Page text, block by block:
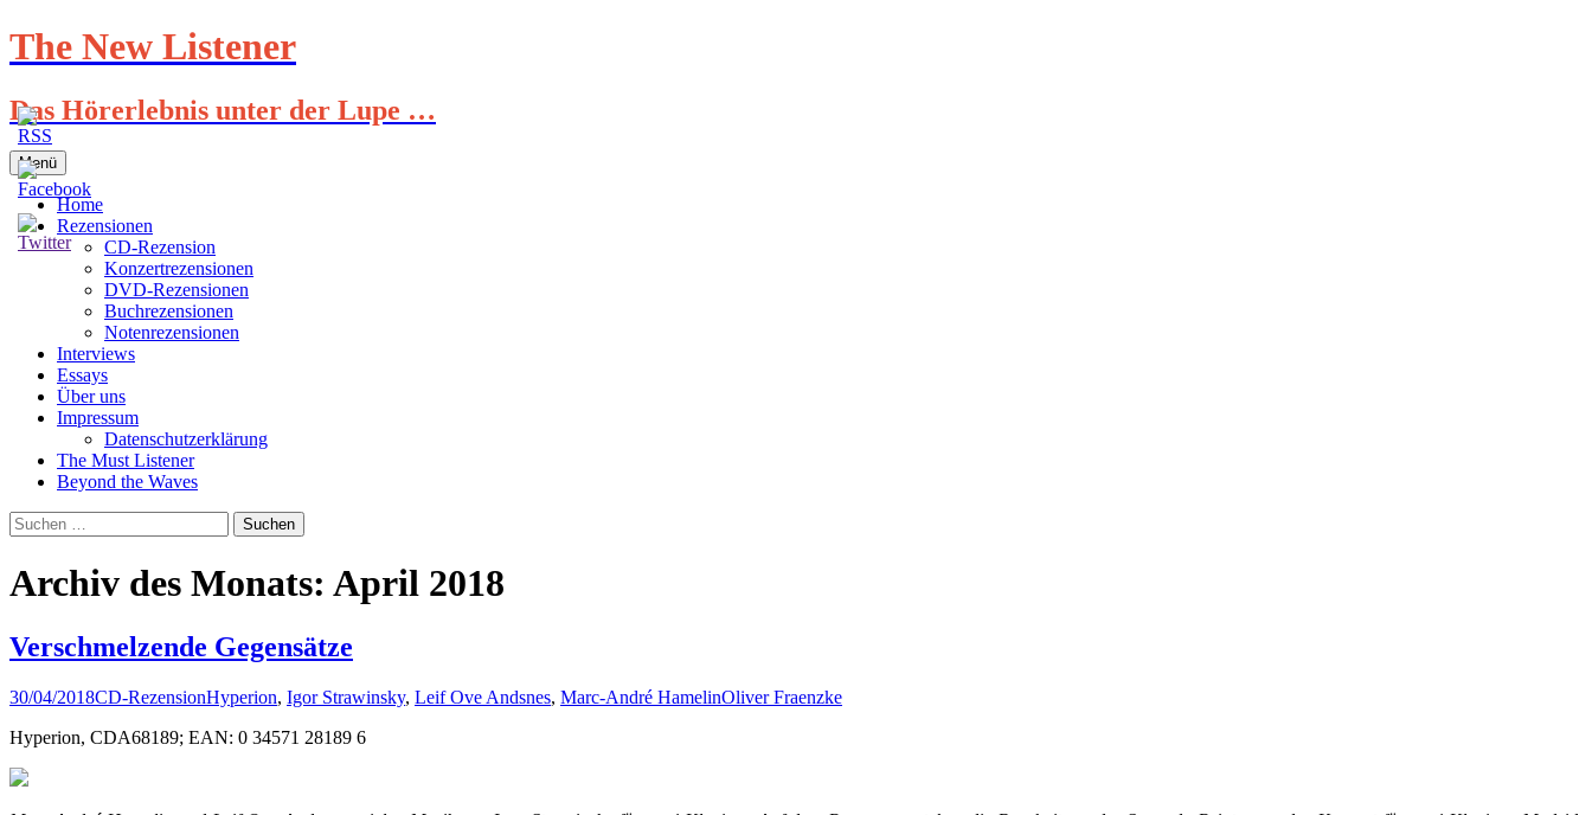
Zum
Inhalt
The New Listener
Das Hörerlebnis unter der Lupe …
Menü
Home
Rezensionen
CD-Rezension
Konzertrezensionen
DVD-Rezensionen
Buchrezensionen
Notenrezensionen
Interviews
Essays
Über uns
Impressum
Datenschutzerklärung
The Must Listener
Beyond the Waves
Suchen
nach:
Archiv des Monats: April 2018
Verschmelzende Gegensätze
30/04/2018CD-RezensionHyperion, Igor Strawinsky, Leif Ove Andsnes, Marc-André HamelinOliver Fraenzke
Hyperion, CDA68189; EAN: 0 34571 28189 6